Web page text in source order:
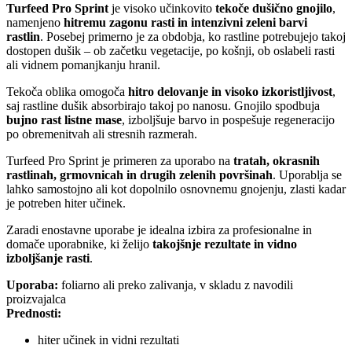
Turfeed Pro Sprint je visoko učinkovito tekoče dušično gnojilo,
namenjeno hitremu zagonu rasti in intenzivni zeleni barvi
rastlin. Posebej primerno je za obdobja, ko rastline potrebujejo takoj
dostopen dušik – ob začetku vegetacije, po košnji, ob oslabeli rasti
ali vidnem pomanjkanju hranil.
Tekoča oblika omogoča hitro delovanje in visoko izkoristljivost,
saj rastline dušik absorbirajo takoj po nanosu. Gnojilo spodbuja
bujno rast listne mase, izboljšuje barvo in pospešuje regeneracijo
po obremenitvah ali stresnih razmerah.
Turfeed Pro Sprint je primeren za uporabo na tratah, okrasnih
rastlinah, grmovnicah in drugih zelenih površinah. Uporablja se
lahko samostojno ali kot dopolnilo osnovnemu gnojenju, zlasti kadar
je potreben hiter učinek.
Zaradi enostavne uporabe je idealna izbira za profesionalne in
domače uporabnike, ki želijo takojšnje rezultate in vidno
izboljšanje rasti.
Uporaba: foliarno ali preko zalivanja, v skladu z navodili
proizvajalca
Prednosti:
hiter učinek in vidni rezultati